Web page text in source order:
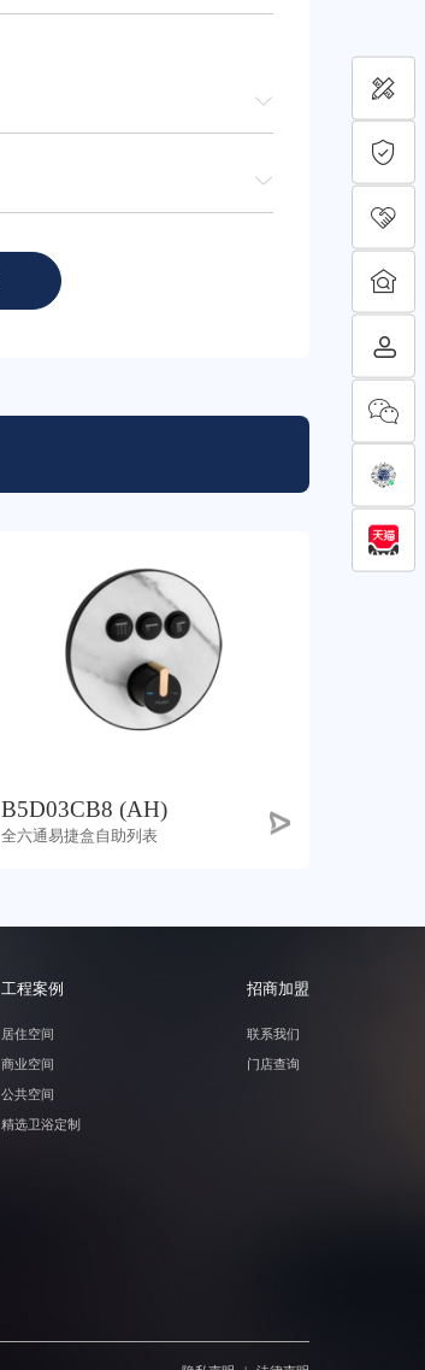
B5D03CB8 (AH)
全六通易捷盒自助列表
工程案例
居住空间
商业空间
公共空间
精选卫浴定制
招商加盟
联系我们
门店查询